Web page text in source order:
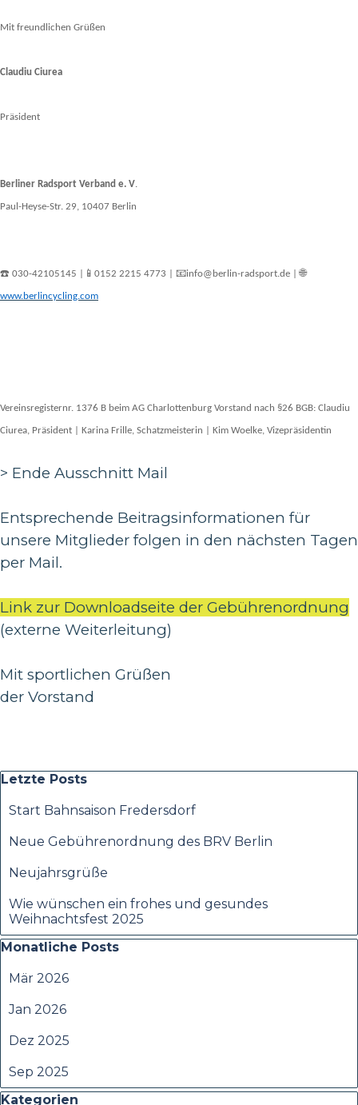
Mit freundlichen Grüßen
Claudiu Ciurea
Präsident
Berliner Radsport Verband e. V
Paul-Heyse-Str. 29, 10407 Berlin
☎️ 030-42105145 | 📱 0152 2215 4773 | 📧info@berlin-radsport.de |🌐
www.berlincycling.com
Vereinsregisternr. 1376 B beim AG Charlottenburg Vorstand nach §26 BGB: Claudiu
Ciurea, Präsident | Karina Frille, Schatzmeisterin | Kim Woelke , Vizepräsidentin
> Ende Ausschnitt Mail
Entsprechende Beitragsinformationen für
unsere Mitglieder folgen in den nächsten Tagen
per Mail.
Link zur Downloadseite der Gebührenordnung
(externe Weiterleitung)
Mit sportlichen Grüßen
der Vorstand
Block überspringen Letzte Posts
Letzte Posts
Start Bahnsaison Fredersdorf
Neue Gebührenordnung des BRV Berlin
Neujahrsgrüße
Wie wünschen ein frohes und gesundes
Weihnachtsfest 2025
Block überspringen Monatliche Posts
Monatliche Posts
Mär 2026
Jan 2026
Dez 2025
Sep 2025
Block überspringen Kategorien
Kategorien